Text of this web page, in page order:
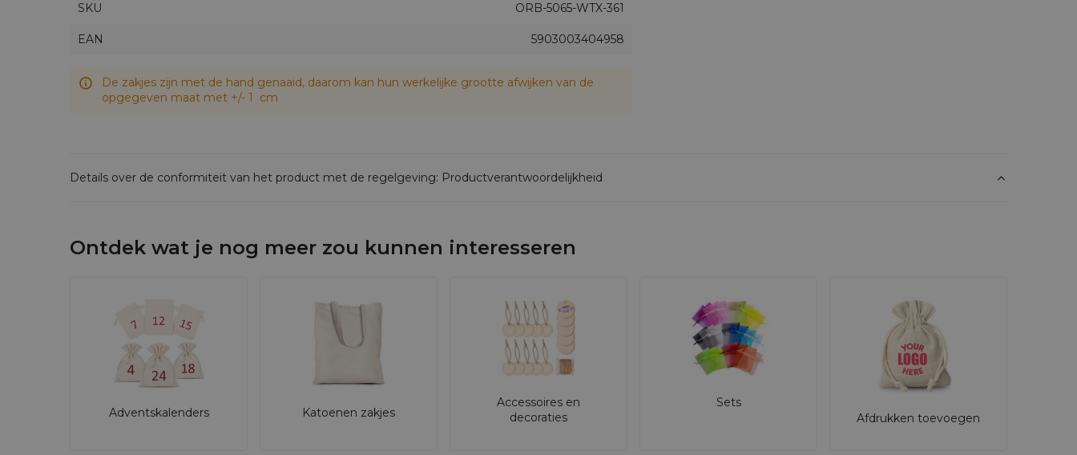
SKU ORB-5065-WTX-361
EAN 5903003404958
De zakjes zijn met de hand genaaid, daarom kan hun werkelijke grootte afwijken van de
opgegeven maat met +/- 1 cm
Details over de conformiteit van het product met de regelgeving: Productverantwoordelijkheid
Ontdek wat je nog meer zou kunnen interesseren
Adventskalenders Katoenen zakjes
Accessoires en
decoraties
Sets
Afdrukken toevoegen